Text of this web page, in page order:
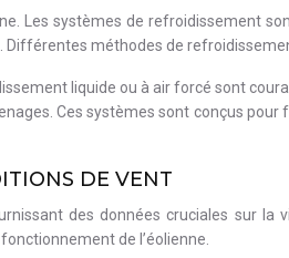
Les systèmes de refroidissement
méthodes de
liquide ou à air forcé sont
Ces systèmes sont conçus
DE VENT
des données cruciales sur
de l’éolienne.